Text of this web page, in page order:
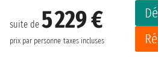
suite de 5 229 €
prix par personne taxes incluses